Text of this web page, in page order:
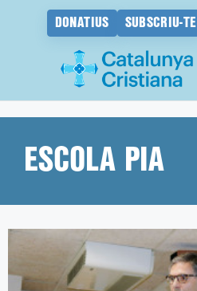
DONATIUS SUBSCRIU-TE
contingutESCOLA PIA